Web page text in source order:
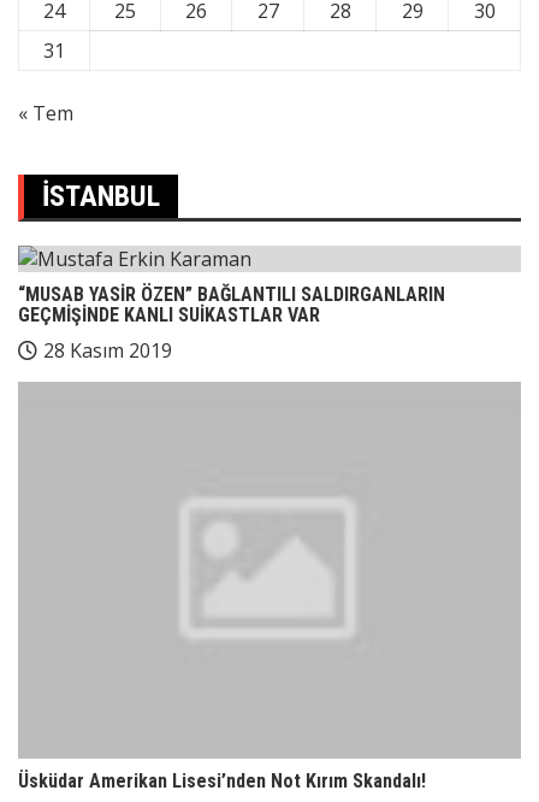
24 25 26 27 28 29
30
31
« Tem
İSTANBUL
“MUSAB YASİR ÖZEN” BAĞLANTILI SALDIRGANLARIN
GEÇMİŞİNDE KANLI SUİKASTLAR VAR
28 Kasım 2019
Üsküdar Amerikan Lisesi’nden Not Kırım Skandalı!